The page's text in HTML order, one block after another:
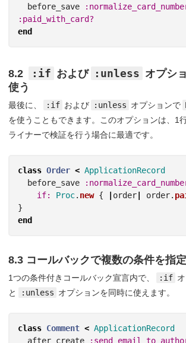
before_save
:paid_with_card?
end
8.2 :if および :unless オプシ
使う
最後に、 :if および :unless オプションで
を使うこともできます。このオプションは、1
ライナーで検証を行う場合に最適です。
class Order < ApplicationRecord
before_save
if: Proc. new { order order.
}
end
8.3 コールバックで複数の条件を指
1つの条件付きコールバック宣言内で、 :if
と
:unless オプションを同時に使えます。
class Comment < ApplicationRecord
after_create